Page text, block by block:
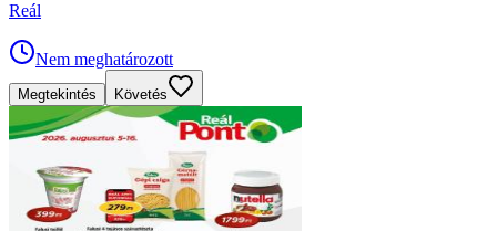
Reál
Nem meghatározott
Megtekintés Követés